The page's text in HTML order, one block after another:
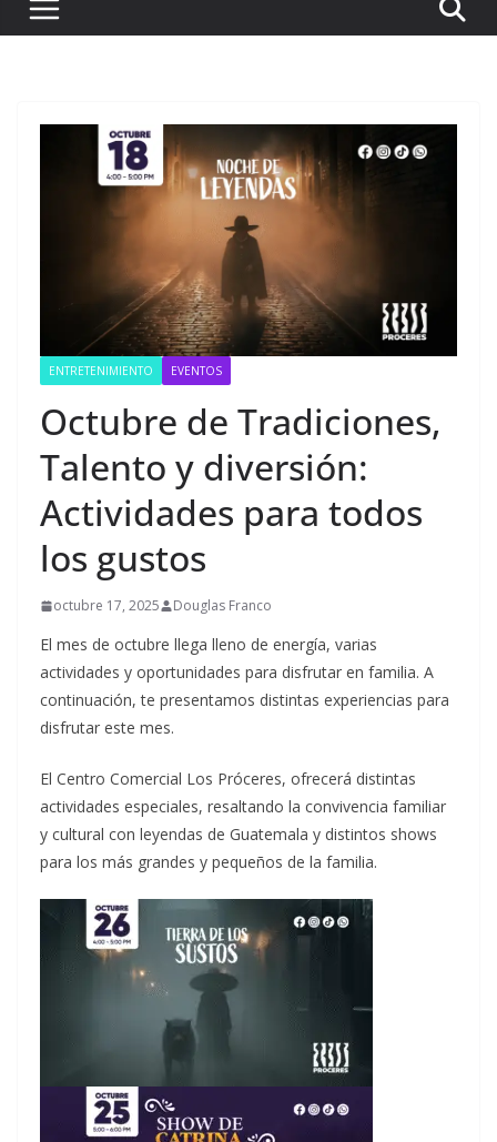
ENTRETENIMIENTO EVENTOS
Octubre de Tradiciones,
Talento y diversión:
Actividades para todos
los gustos
octubre 17, 2025 Douglas Franco
El mes de octubre llega lleno de energía, varias
actividades y oportunidades para disfrutar en familia. A
continuación, te presentamos distintas experiencias para
disfrutar este mes.
El Centro Comercial Los Próceres, ofrecerá distintas
actividades especiales, resaltando la convivencia familiar
y cultural con leyendas de Guatemala y distintos shows
para los más grandes y pequeños de la familia.